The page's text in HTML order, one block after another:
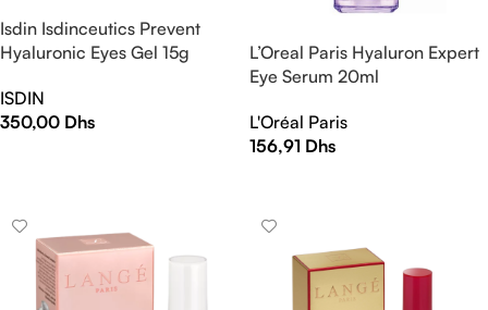
Isdin Isdinceutics Prevent
Hyaluronic Eyes Gel 15g
ISDIN
350,00 Dhs
L’Oreal Paris Hyaluron Expert
Eye Serum 20ml
L'Oréal Paris
156,91 Dhs